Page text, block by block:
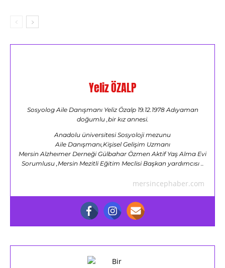
Yeliz ÖZALP
Sosyolog Aile Danışmanı Yeliz Özalp 19.12.1978 Adıyaman
doğumlu ,bir kız annesi.
Anadolu üniversitesi Sosyoloji mezunu
Aile Danışmanı,Kişisel Gelişim Uzmanı
Mersin Alzheımer Derneği Gülbahar Özmen Aktif Yaş Alma Evi
Sorumlusu ,Mersin Mezitli Eğitim Meclisi Başkan yardımcısı ..
mersincephaber.com